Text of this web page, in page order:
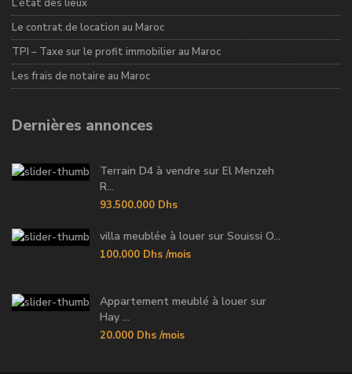
L’état des lieux
Le contrat de location au Maroc
TPI – Taxe sur le profit immobilier au Maroc
Les frais de notaire au Maroc
Dernières annonces
Terrain D4 à vendre sur El Menzeh
R...
93.500.000 Dhs
villa meublée à louer sur Souissi O...
100.000 Dhs /mois
Appartement meublé à louer sur
Hay ...
20.000 Dhs /mois